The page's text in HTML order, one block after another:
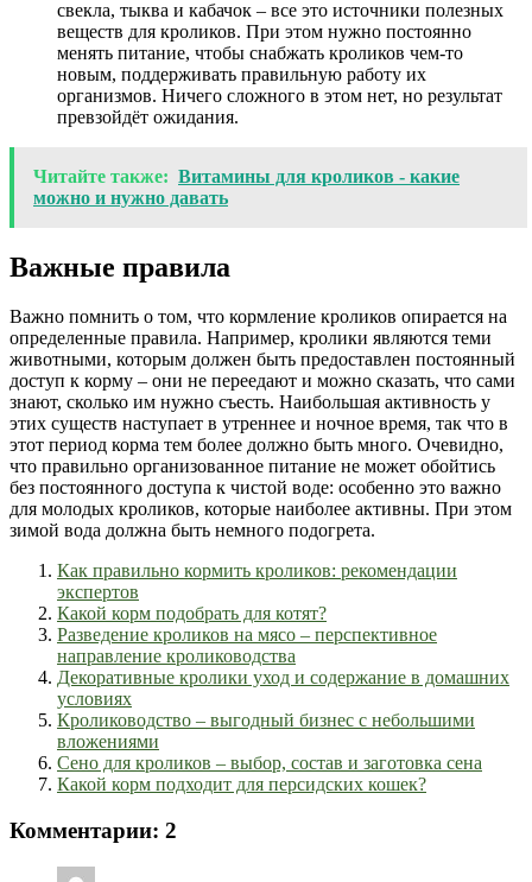
свекла, тыква и кабачок – все это источники полезных
веществ для кроликов. При этом нужно постоянно
менять питание, чтобы снабжать кроликов чем-то
новым, поддерживать правильную работу их
организмов. Ничего сложного в этом нет, но результат
превзойдёт ожидания.
Читайте также: Витамины для кроликов - какие
можно и нужно давать
Важные правила
Важно помнить о том, что кормление кроликов опирается на
определенные правила. Например, кролики являются теми
животными, которым должен быть предоставлен постоянный
доступ к корму – они не переедают и можно сказать, что сами
знают, сколько им нужно съесть. Наибольшая активность у
этих существ наступает в утреннее и ночное время, так что в
этот период корма тем более должно быть много. Очевидно,
что правильно организованное питание не может обойтись
без постоянного доступа к чистой воде: особенно это важно
для молодых кроликов, которые наиболее активны. При этом
зимой вода должна быть немного подогрета.
Как правильно кормить кроликов: рекомендации
экспертов
Какой корм подобрать для котят?
Разведение кроликов на мясо – перспективное
направление кролиководства
Декоративные кролики уход и содержание в домашних
условиях
Кролиководство – выгодный бизнес с небольшими
вложениями
Сено для кроликов – выбор, состав и заготовка сена
Какой корм подходит для персидских кошек?
Комментарии: 2